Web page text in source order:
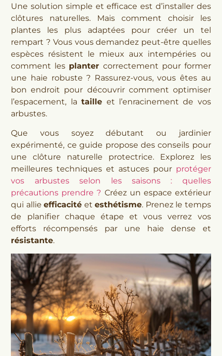
Une solution simple et efficace est d’installer des
clôtures naturelles. Mais comment choisir les
plantes les plus adaptées pour créer un tel
rempart ? Vous vous demandez peut-être quelles
espèces résistent le mieux aux intempéries ou
comment les planter correctement pour former
une haie robuste ? Rassurez-vous, vous êtes au
bon endroit pour découvrir comment optimiser
l’espacement, lataille et l’enracinement de vos
arbustes.
Que vous soyez débutant ou jardinier
expérimenté, ce guide propose des conseils pour
une clôture naturelle protectrice. Explorez les
meilleures techniques et astuces pour protéger
vos arbustes selon les saisons : quelles
précautions prendre ? Créez un espace extérieur
qui allieefficacité etesthétisme. Prenez le temps
de planifier chaque étape et vous verrez vos
efforts récompensés par une haie dense et
résistante.